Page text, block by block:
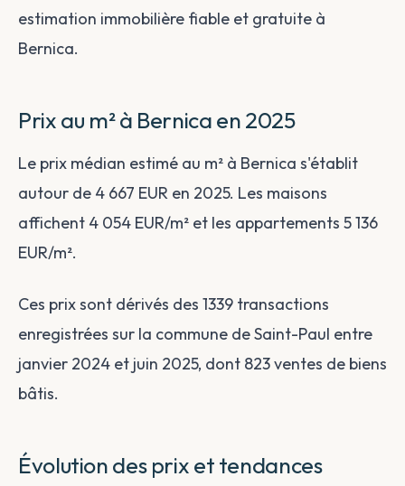
estimation immobilière fiable et gratuite à
Bernica.
Prix au m² à Bernica en 2025
Le prix médian estimé au m² à Bernica s'établit
autour de 4 667 EUR en 2025. Les maisons
affichent 4 054 EUR/m² et les appartements 5 136
EUR/m².
Ces prix sont dérivés des 1339 transactions
enregistrées sur la commune de Saint-Paul entre
janvier 2024 et juin 2025, dont 823 ventes de biens
bâtis.
Évolution des prix et tendances